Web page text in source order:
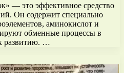
— это эффективное средство
Он содержит специально
аминокислот и
обменные процессы в
развитию. …